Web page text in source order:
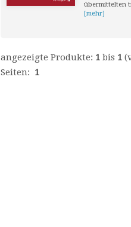
übermittelten
[mehr]
angezeigte Produkte: 1 bis 1
Seiten: 1